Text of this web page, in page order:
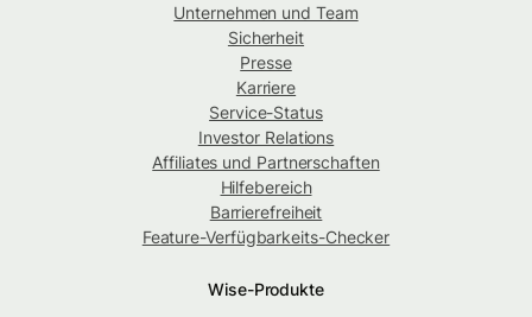
Unternehmen und Team
Sicherheit
Presse
Karriere
Service-Status
Investor Relations
Affiliates und Partnerschaften
Hilfebereich
Barrierefreiheit
Feature-Verfügbarkeits-Checker
Wise-Produkte